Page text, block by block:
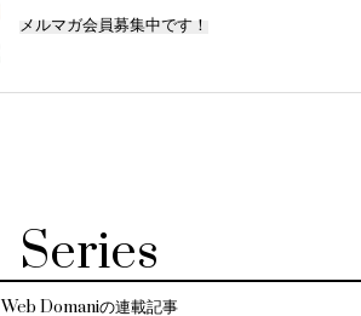
メルマガ会員募集中です！
Series
Web Domaniの連載記事